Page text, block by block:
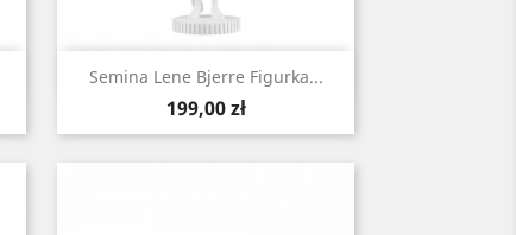
Semina Lene Bjerre Figurka...
Cena
199,00 zł
 Szybki podgląd